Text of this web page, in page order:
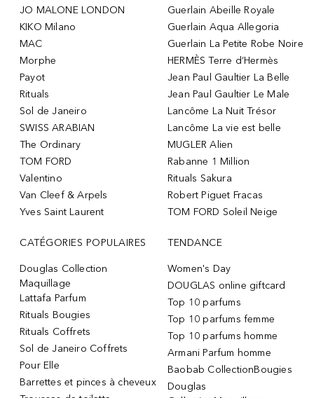
JO MALONE LONDON
KIKO Milano
MAC
Morphe
Payot
Rituals
Sol de Janeiro
SWISS ARABIAN
The Ordinary
TOM FORD
Valentino
Van Cleef & Arpels
Yves Saint Laurent
Guerlain Abeille Royale
Guerlain Aqua Allegoria
Guerlain La Petite Robe Noire
HERMÈS Terre d’Hermès
Jean Paul Gaultier La Belle
Jean Paul Gaultier Le Male
Lancôme La Nuit Trésor
Lancôme La vie est belle
MUGLER Alien
Rabanne 1 Million
Rituals Sakura
Robert Piguet Fracas
TOM FORD Soleil Neige
CATÉGORIES POPULAIRES
Douglas Collection
Maquillage
Lattafa Parfum
Rituals Bougies
Rituals Coffrets
Sol de Janeiro Coffrets
Pour Elle
Barrettes et pinces à cheveux
TENDANCE
Women's Day
DOUGLAS online giftcard
Top 10 parfums
Top 10 parfums femme
Top 10 parfums homme
Armani Parfum homme
Baobab CollectionBougies
Douglas